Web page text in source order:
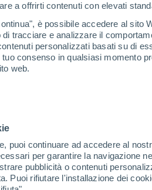
a offrirti contenuti con elevati
è possibile accedere al sito
tracciare e analizzare il
personalizzati basati su di
consenso in qualsiasi momento
web.
puoi continuare ad accedere al
per garantire la navigazione
pubblicità o contenuti
Puoi rifiutare l'installazione dei
le località di
Urbino
di Pesaro e Urbino